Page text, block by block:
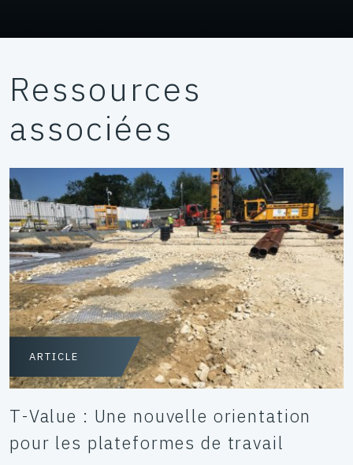
Ressources
associées
ARTICLE
T-Value : Une nouvelle orientation
pour les plateformes de travail